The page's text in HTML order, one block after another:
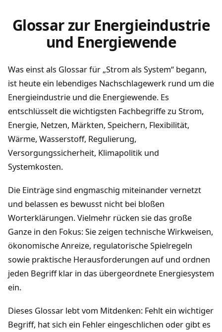
Glossar zur Energieindustrie
und Energiewende
Was einst als Glossar für „Strom als System“ begann,
ist heute ein lebendiges Nachschlagewerk rund um die
Energieindustrie und die Energiewende. Es
entschlüsselt die wichtigsten Fachbegriffe zu Strom,
Energie, Netzen, Märkten, Speichern, Flexibilität,
Wärme, Wasserstoff, Regulierung,
Versorgungssicherheit, Klimapolitik und
Systemkosten.
Die Einträge sind engmaschig miteinander vernetzt
und belassen es bewusst nicht bei bloßen
Worterklärungen. Vielmehr rücken sie das große
Ganze in den Fokus: Sie zeigen technische Wirkweisen,
ökonomische Anreize, regulatorische Spielregeln
sowie praktische Herausforderungen auf und ordnen
jeden Begriff klar in das übergeordnete Energiesystem
ein.
Dieses Glossar lebt vom Mitdenken: Fehlt ein wichtiger
Begriff, hat sich ein Fehler eingeschlichen oder gibt es